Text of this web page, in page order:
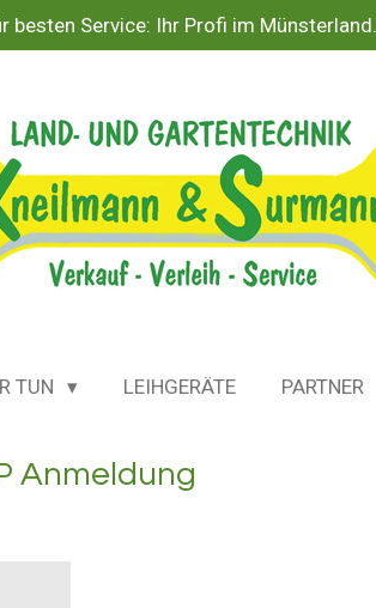
besten Service: Ihr Profi im Münsterland.
TUN LEIHGERÄTE PARTNER
Anmeldung